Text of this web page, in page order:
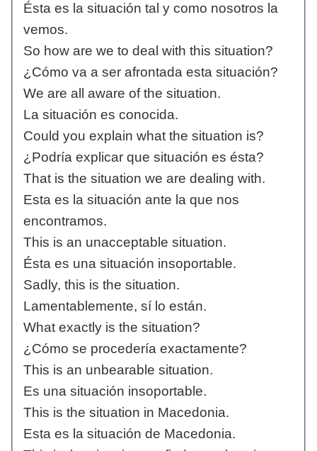
Ésta es la situación tal y como nosotros la
vemos.
So how are we to deal with this situation?
¿Cómo va a ser afrontada esta situación?
We are all aware of the situation.
La situación es conocida.
Could you explain what the situation is?
¿Podría explicar que situación es ésta?
That is the situation we are dealing with.
Esta es la situación ante la que nos
encontramos.
This is an unacceptable situation.
Ésta es una situación insoportable.
Sadly, this is the situation.
Lamentablemente, sí lo están.
What exactly is the situation?
¿Cómo se procedería exactamente?
This is an unbearable situation.
Es una situación insoportable.
This is the situation in Macedonia.
Esta es la situación de Macedonia.